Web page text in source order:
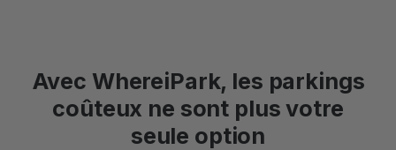
Avec WhereiPark, les parkings
coûteux ne sont plus votre
seule option